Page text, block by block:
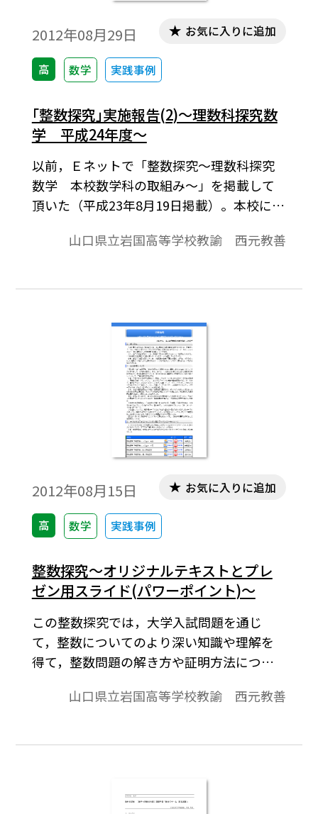
2012年08月29日
高 数学 実践事例
お気に入りに追加
｢整数探究｣実施報告(2)～理数科探究数
学 平成24年度～
以前，Ｅネットで「整数探究～理数科探究
数学 本校数学科の取組み～」を掲載して
頂いた（平成23年8月19日掲載）。本校には
行っている。その一つに理数科課題研究と
それぞれ課題を決めて２年次の夏季休業中
丸１日をそれに充てていて，①整数，②漸
化式，③空間内の直線･平面の方程式などが
そのテーマである。平成２４年度のねらい
の一つは，現２年次生は数学に関しては旧
課程最後の学年であり，整数については系
統的には履修しないが，翌年に新教育課程
の入試があり，そこで恐らく出題される新
課程の内容としての「整数の性質」がその
前年に何らかの形で出題される可能性が高
いことが考えられるので，その対策をして
おきたいというということである。本稿は
その実践の報告である。※文中の数式は，
「Tosho数式エディタ」で作成されていま
す。ワード文書で数式を正しく表示するため
には，「Tosho数式エディタ」が導入されて
いることが必要です。無償ダウンロードはこ
ちら→無償ダウンロードのご案内
山口県立岩国高等学校教諭 西元教善
2012年08月15日
高 数学 実践事例
お気に入りに追加
整数探究～オリジナルテキストとプレ
ゼン用スライド(パワーポイント)～
この整数探究では，大学入試問題を通じ
て，整数についてのより深い知識や理解を
得て，整数問題の解き方や証明方法につい
要なツールを２０個にまとめたので，それ
探究問題と判別探究問題に取り組む。プレ
も掲載する。※2012年8月29日 探究数学
「整数探究」平成24年度実施報告を追加※
山口県立岩国高等学校教諭 西元教善